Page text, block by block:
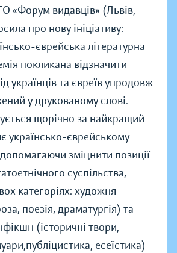
«Форум видавців» (Львів,
про нову ініціативу:
єврейська літературна
покликана відзначити
українців та євреїв упродовж
у друкованому слові.
щорічно за найкращий
українсько-єврейському
зміцнити позиції
суспільства,
категоріях: художня
поезія, драматургія) та
(історичні твори,
есеїстика)